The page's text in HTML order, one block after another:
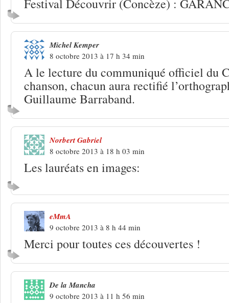
Festival Découvrir (Concèze) :
Michel Kemper
8 octobre 2013 à 17 h 34 min
A le lecture du communiqué officiel du
chanson, chacun aura rectifié
Guillaume Barraband.
Norbert Gabriel
8 octobre 2013 à 18 h 03 min
Les lauréats en images:
eMmA
9 octobre 2013 à 8 h 44 min
Merci pour toutes ces découvertes !
De la Mancha
9 octobre 2013 à 11 h 56 min